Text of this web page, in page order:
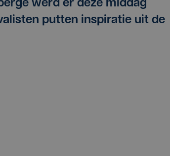
werd er deze middag
putten inspiratie uit de